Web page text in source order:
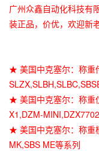
广州众鑫自动化科技有
装正品，价优，欢迎新
★ 美国中克塞尔：称重
★ 美国中克塞尔：称重
X1,DZM-
★ 美国中克塞尔：称重
MK,SBS ME等系列